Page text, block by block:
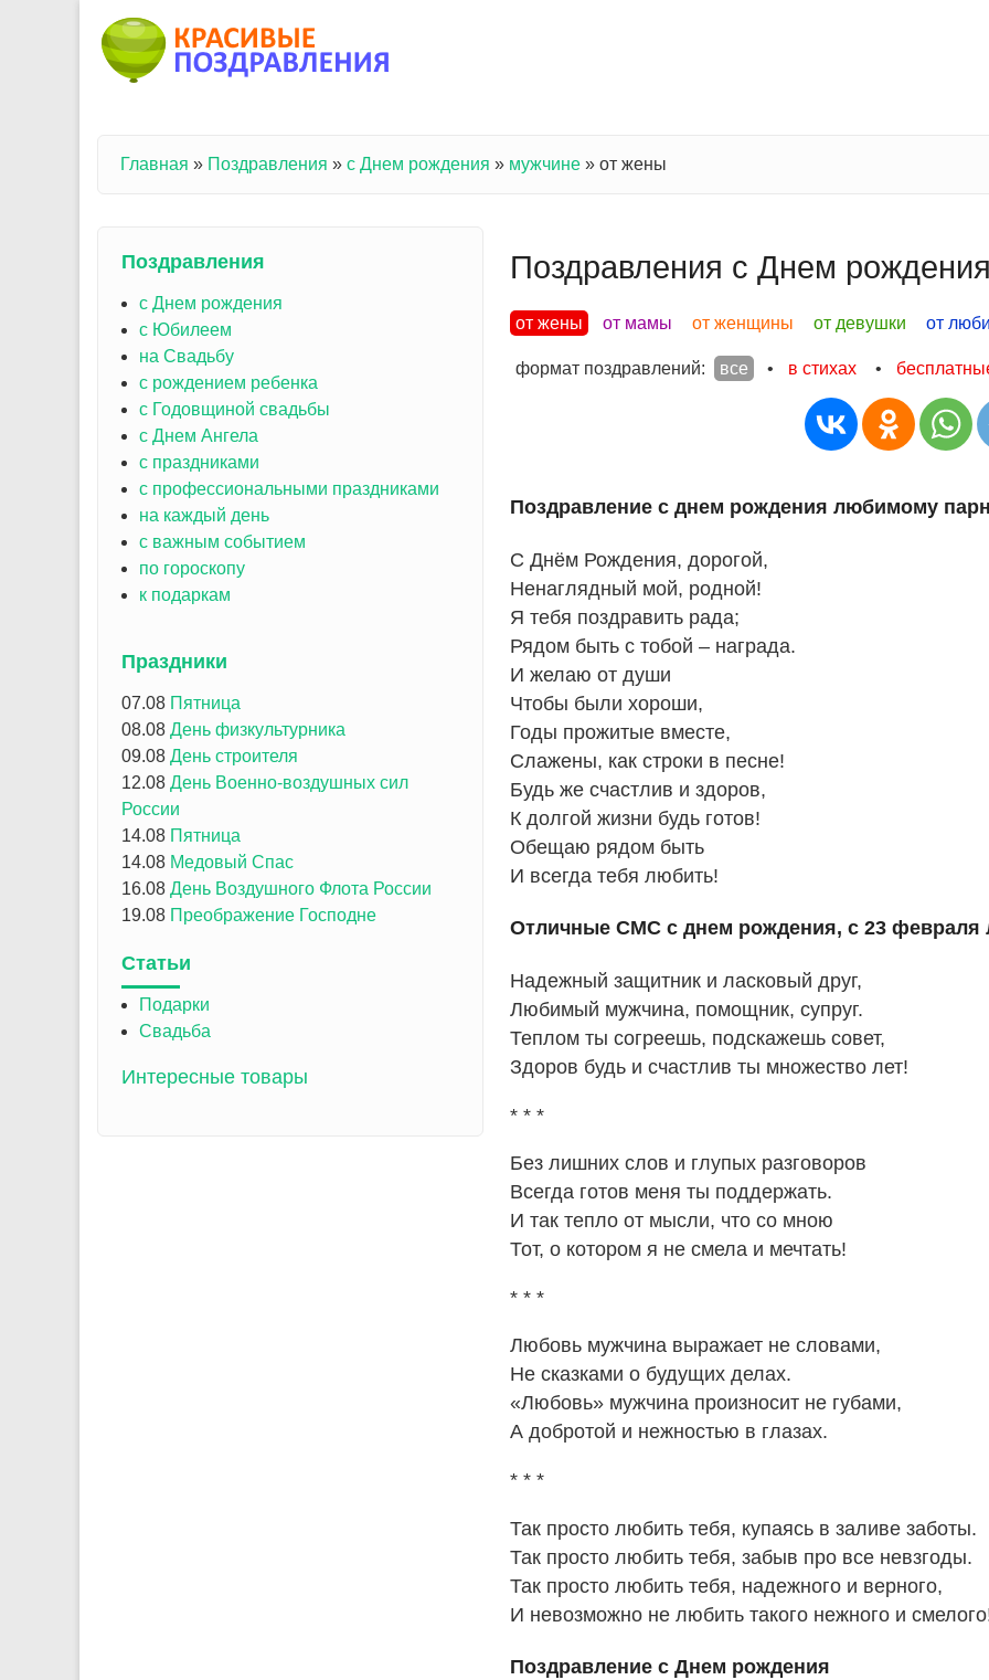
Вы здесь
Главная » Поздравления » с Днем рождения » мужчине » от жены
Поздравления с Днем
от жены от мамы от женщины от девушки от
формат поздравлений: все • в стихах •
Поздравление с днем рождения любимому
С Днём Рождения, дорогой,
Ненаглядный мой, родной!
Я тебя поздравить рада;
Рядом быть с тобой – награда.
И желаю от души
Чтобы были хороши,
Годы прожитые вместе,
Слажены, как строки в песне!
Будь же счастлив и здоров,
К долгой жизни будь готов!
Обещаю рядом быть
И всегда тебя любить!
Отличные СМС с днем рождения, с 23
Надежный защитник и ласковый друг,
Любимый мужчина, помощник, супруг.
Теплом ты согреешь, подскажешь совет,
Здоров будь и счастлив ты множество лет!
* * *
Без лишних слов и глупых разговоров
Всегда готов меня ты поддержать.
И так тепло от мысли, что со мною
Тот, о котором я не смела и мечтать!
* * *
Любовь мужчина выражает не словами,
Не сказками о будущих делах.
«Любовь» мужчина произносит не губами,
А добротой и нежностью в глазах.
* * *
Так просто любить тебя, купаясь в заливе заботы.
Так просто любить тебя, забыв про все невзгоды.
Так просто любить тебя, надежного и верного,
И невозможно не любить такого нежного и
Поздравление с Днем рождения
Поздравления
с Днем рождения
с Юбилеем
на Свадьбу
с рождением ребенка
с Годовщиной свадьбы
с Днем Ангела
с праздниками
с профессиональными праздниками
на каждый день
с важным событием
по гороскопу
к подаркам
Праздники
07.08 Пятница
08.08 День физкультурника
09.08 День строителя
12.08 День Военно-воздушных сил
России
14.08 Пятница
14.08 Медовый Спас
16.08 День Воздушного Флота России
19.08 Преображение Господне
Статьи
Подарки
Свадьба
Интересные товары